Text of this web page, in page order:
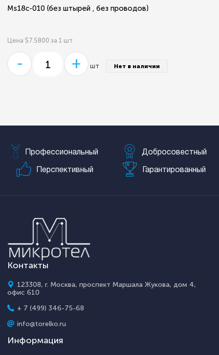
Ms18c-010 (без штырей , без проводов)
Цена $7.5800 за 1 шт
- + шт Нет в наличии
Профессиональный Добросовестный
Перспективный Гарантированный
Контакты
123308, г. Москва, проспект Маршала Жукова, дом 4,
офис 610
+ 7 (499) 346-75-68
info@torelko.ru
Информация